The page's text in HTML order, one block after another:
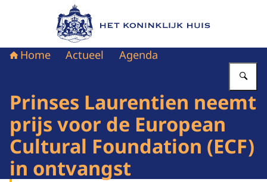
Naar de homepage van Het Koninklijk Huis
Home Actueel Agenda
Prinses Laurentien neemt
prijs voor de European
Cultural Foundation (ECF)
in ontvangst